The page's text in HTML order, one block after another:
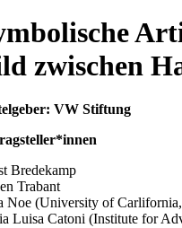
zwischen
VW Stiftung
Bredekamp
Trabant
Noe (University of
Luisa Catoni (Institute for